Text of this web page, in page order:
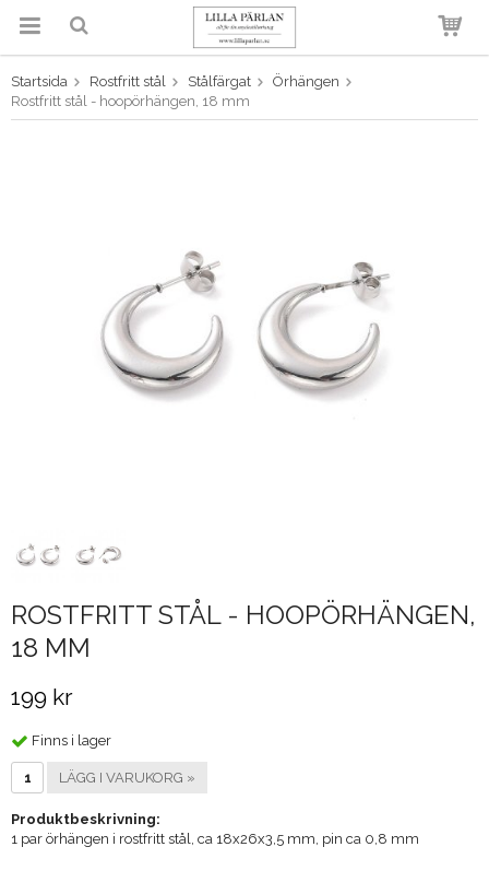
Produkten har blivit tillagd i
varukorgen
Startsida Rostfritt stål Stålfärgat
Örhängen
Rostfritt stål - hoopörhängen, 18 mm
ROSTFRITT STÅL - HOOPÖRHÄNGEN,
18 MM
199 kr
Finns i lager
LÄGG I VARUKORG »
Produktbeskrivning:
1 par örhängen i rostfritt stål, ca 18x26x3,5 mm, pin ca 0,8 mm